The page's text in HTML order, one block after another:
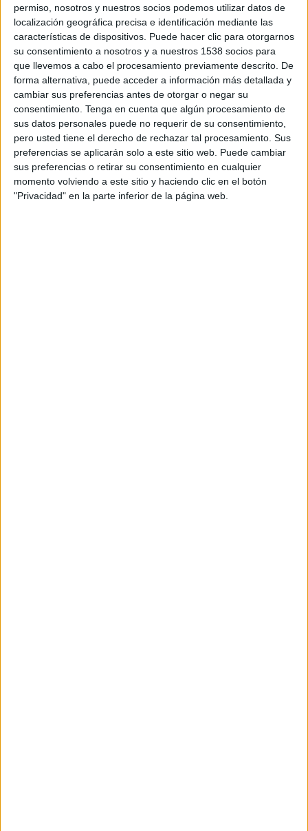
permiso, nosotros y nuestros socios podemos utilizar datos de
localización geográfica precisa e identificación mediante las
características de dispositivos. Puede hacer clic para otorgarnos
su consentimiento a nosotros y a nuestros 1538 socios para
que llevemos a cabo el procesamiento previamente descrito. De
forma alternativa, puede acceder a información más detallada y
cambiar sus preferencias antes de otorgar o negar su
consentimiento. Tenga en cuenta que algún procesamiento de
sus datos personales puede no requerir de su consentimiento,
pero usted tiene el derecho de rechazar tal procesamiento. Sus
preferencias se aplicarán solo a este sitio web. Puede cambiar
sus preferencias o retirar su consentimiento en cualquier
momento volviendo a este sitio y haciendo clic en el botón
"Privacidad" en la parte inferior de la página web.
L'alcalde de Blanes reestructura el
cartipàs després del trencament del
pacte i es queda Urbanisme
Després que Blanes En Comú Podem (BECP) hagi donat a
conèixer que abandona l'equip de govern, aquest mateix
dimarts Àngel Canosa ja ha reestructurat el cartipàs
municipal. ...